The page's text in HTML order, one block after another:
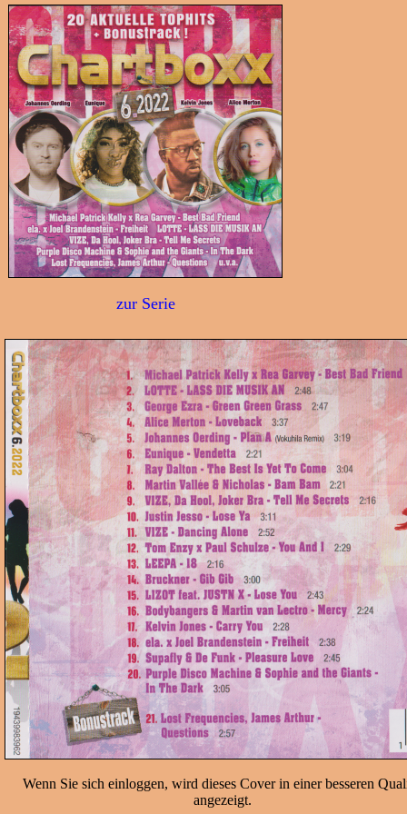
zur Serie
Wenn Sie sich einloggen, wird dieses Cover in einer besseren
angezeigt.